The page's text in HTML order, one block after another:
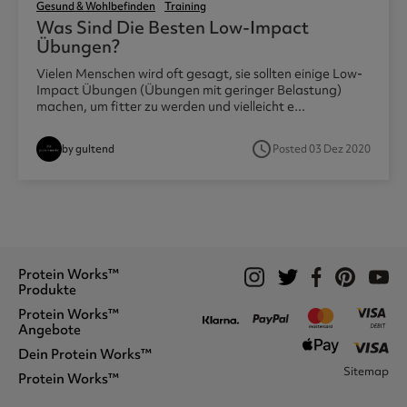
Gesund & Wohlbefinden Training
Was Sind Die Besten Low-Impact
Übungen?
Vielen Menschen wird oft gesagt, sie sollten einige Low-
Impact Übungen (Übungen mit geringer Belastung)
machen, um fitter zu werden und vielleicht e...
by gultend access_timePosted 03 Dez 2020
Protein Works™
Produkte
Proteinshakes
Vegan
Protein Snacks
Tabletten & Kapseln
Protein Works™
Angebote
Wofür Wir Stehen
Preisversprechen
Dein Protein Works™
Bestellung Verfolgen
Protein Works™ Sitemap